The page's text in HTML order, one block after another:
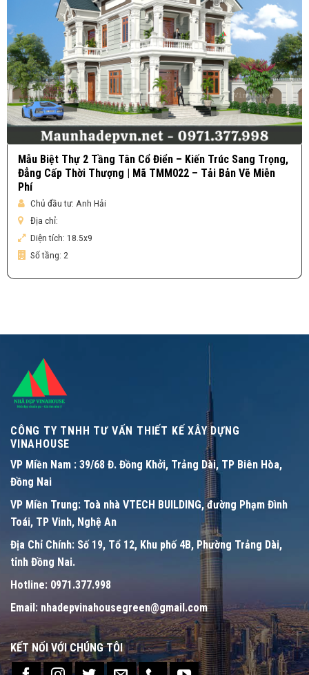
Mẫu Biệt Thự 2 Tầng Tân Cổ Điển – Kiến Trúc Sang Trọng,
Đẳng Cấp Thời Thượng | Mã TMM022 – Tải Bản Vẽ Miễn
Phí
Chủ đầu tư: Anh Hải
Địa chỉ:
Diện tích: 18.5x9
Số tầng: 2
CÔNG TY TNHH TƯ VẤN THIẾT KẾ XÂY DỰNG
VINAHOUSE
VP Miền Nam : 39/68 Đ. Đồng Khởi, Trảng Dài, TP Biên Hòa,
Đồng Nai
VP Miền Trung: Toà nhà VTECH BUILDING, đường Phạm Đình
Toái, TP Vinh, Nghệ An
Địa Chỉ Chính: Số 19, Tổ 12, Khu phố 4B, Phường Trảng Dài,
tỉnh Đồng Nai.
Hotline: 0971.377.998
Email: nhadepvinahousegreen@gmail.com
KẾT NỐI VỚI CHÚNG TÔI